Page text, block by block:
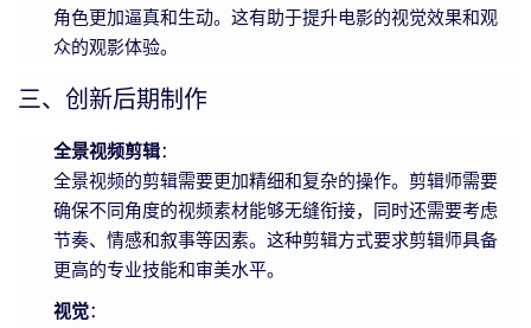
角色更加逼真和生动。这有助于提升电影的视觉效果和观
众的观影体验。
三、创新后期制作
全景视频剪辑：
全景视频的剪辑需要更加精细和复杂的操作。剪辑师需要
确保不同角度的视频素材能够无缝衔接，同时还需要考虑
节奏、情感和叙事等因素。这种剪辑方式要求剪辑师具备
更高的专业技能和审美水平。
视觉：